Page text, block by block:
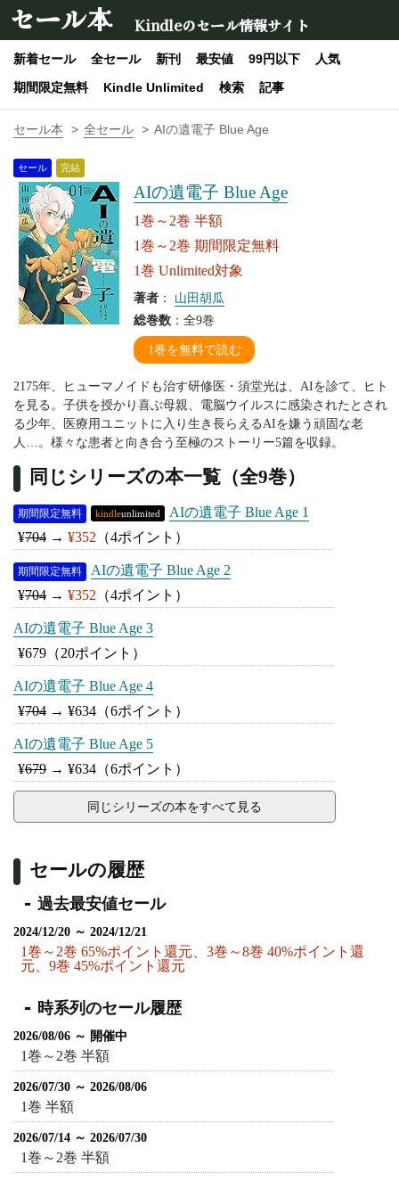
セール本 Kindleのセール情報サイト
新着セール 全セール 新刊 最安値 99円以下
人気
期間限定無料
Kindle Unlimited 検索 記事
セール本 全セール AIの遺電子 Blue Age
セール 完結
AIの遺電子 Blue Age
1巻～2巻 半額
1巻～2巻 期間限定無料
1巻 Unlimited対象
著者 ： 山田胡瓜
総巻数 ：全9巻
1巻を無料で読む
2175年、ヒューマノイドも治す研修医・須堂光は、AIを診て、ヒト
を見る。子供を授かり喜ぶ母親、電脳ウイルスに感染されたとされ
る少年、医療用ユニットに入り生き長らえるAIを嫌う頑固な老
人…。様々な患者と向き合う至極のストーリー5篇を収録。
同じシリーズの本一覧（全9巻）
期間限定無料 kindleunlimited
AIの遺電子 Blue Age 1
¥704 → ¥352 （4ポイント）
期間限定無料
AIの遺電子 Blue Age 2
¥704 → ¥352 （4ポイント）
AIの遺電子 Blue Age 3
¥679 （20ポイント）
AIの遺電子 Blue Age 4
¥704 → ¥634 （6ポイント）
AIの遺電子 Blue Age 5
¥679 → ¥634 （6ポイント）
同じシリーズの本をすべて見る
セールの履歴
過去最安値セール
2024/12/20 ～ 2024/12/21
1巻～2巻 65%ポイント還元、3巻～8巻 40%ポイント還
元、9巻 45%ポイント還元
時系列のセール履歴
2026/08/06 ～ 開催中
1巻～2巻 半額
2026/07/30 ～ 2026/08/06
1巻 半額
2026/07/14 ～ 2026/07/30
1巻～2巻 半額